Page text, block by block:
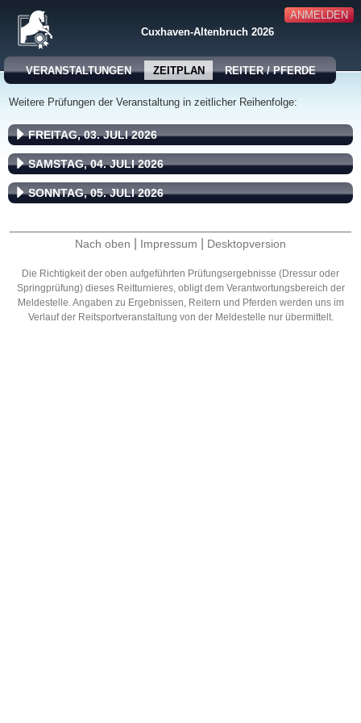
ANMELDEN
Cuxhaven-Altenbruch 2026
VERANSTALTUNGEN ZEITPLAN REITER / PFERDE
Weitere Prüfungen der Veranstaltung in zeitlicher Reihenfolge:
FREITAG, 03. JULI 2026
SAMSTAG, 04. JULI 2026
SONNTAG, 05. JULI 2026
Nach oben Impressum Desktopversion
Die Richtigkeit der oben aufgeführten Prüfungsergebnisse (Dressur oder
Springprüfung) dieses Reitturnieres, obligt dem Verantwortungsbereich der
Meldestelle. Angaben zu Ergebnissen, Reitern und Pferden werden uns im
Verlauf der Reitsportveranstaltung von der Meldestelle nur übermittelt.